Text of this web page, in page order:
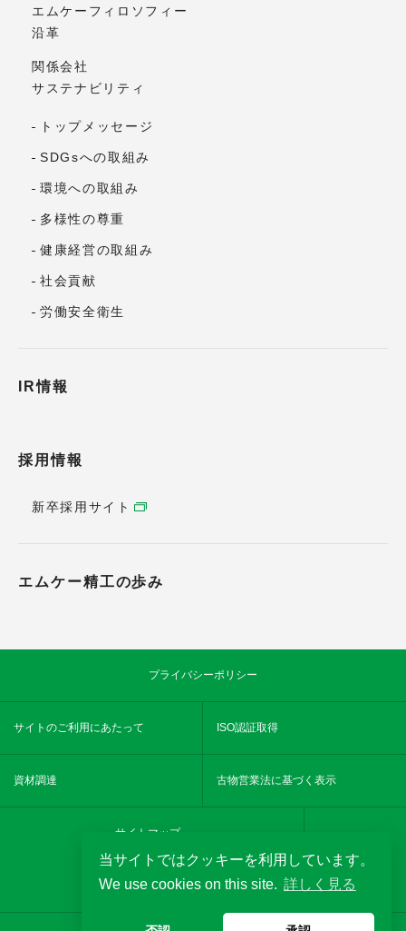
当サイトではクッキーを利用しています。
We use cookies on this site. 詳しく見る
エムケーフィロソフィー
沿革
関係会社
サステナビリティ
トップメッセージ
SDGsへの取組み
環境への取組み
多様性の尊重
健康経営の取組み
社会貢献
労働安全衛生
IR情報
採用情報
新卒採用サイト
エムケー精工の歩み
プライバシーポリシー
サイトのご利用にあたって ISO認証取得
資材調達 古物営業法に基づく表示
サイトマップ
YouTube
MKseikochannel